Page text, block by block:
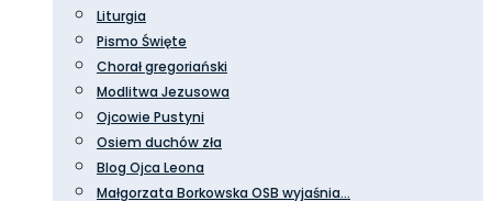
Liturgia
Pismo Święte
Chorał gregoriański
Modlitwa Jezusowa
Ojcowie Pustyni
Osiem duchów zła
Blog Ojca Leona
Małgorzata Borkowska OSB wyjaśnia…